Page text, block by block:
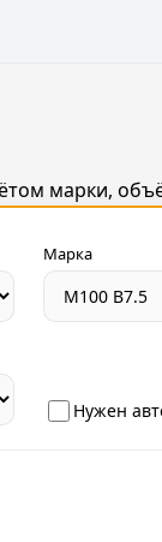
марки,
Марка
Нужен